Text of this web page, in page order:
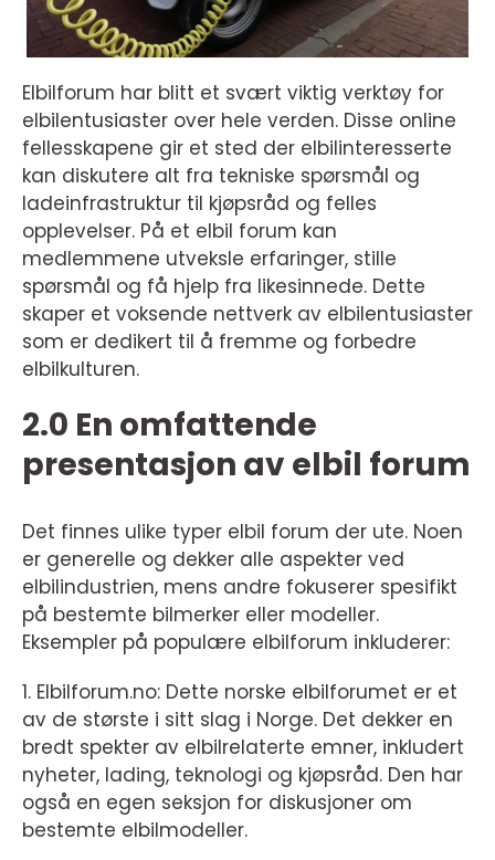
Elbilforum har blitt et svært viktig verktøy for
elbilentusiaster over hele verden. Disse online
fellesskapene gir et sted der elbilinteresserte
kan diskutere alt fra tekniske spørsmål og
ladeinfrastruktur til kjøpsråd og felles
opplevelser. På et elbil forum kan
medlemmene utveksle erfaringer, stille
spørsmål og få hjelp fra likesinnede. Dette
skaper et voksende nettverk av elbilentusiaster
som er dedikert til å fremme og forbedre
elbilkulturen.
2.0 En omfattende
presentasjon av elbil forum
Det finnes ulike typer elbil forum der ute. Noen
er generelle og dekker alle aspekter ved
elbilindustrien, mens andre fokuserer spesifikt
på bestemte bilmerker eller modeller.
Eksempler på populære elbilforum inkluderer:
1. Elbilforum.no: Dette norske elbilforumet er et
av de største i sitt slag i Norge. Det dekker en
bredt spekter av elbilrelaterte emner, inkludert
nyheter, lading, teknologi og kjøpsråd. Den har
også en egen seksjon for diskusjoner om
bestemte elbilmodeller.